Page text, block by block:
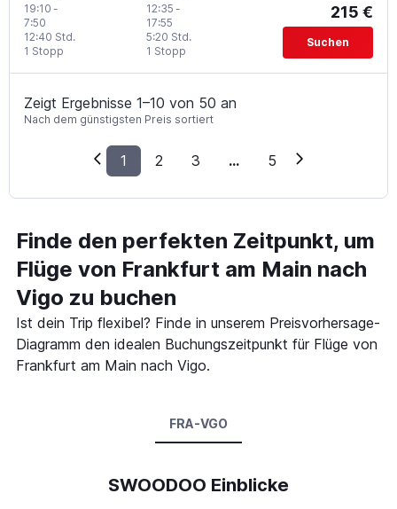
19:10 -
7:50
1 Stopp
12:40 Std.
12:35 -
17:55
1 Stopp
5:20 Std.
215 €
Suchen
Zeigt Ergebnisse 1–10 von 50 an
Nach dem günstigsten Preis sortiert
1 2 3 ... 5
Finde den perfekten Zeitpunkt, um
Flüge von Frankfurt am Main nach
Vigo zu buchen
Ist dein Trip flexibel? Finde in unserem Preisvorhersage-
Diagramm den idealen Buchungszeitpunkt für Flüge von
Frankfurt am Main nach Vigo.
FRA-VGO
SWOODOO Einblicke